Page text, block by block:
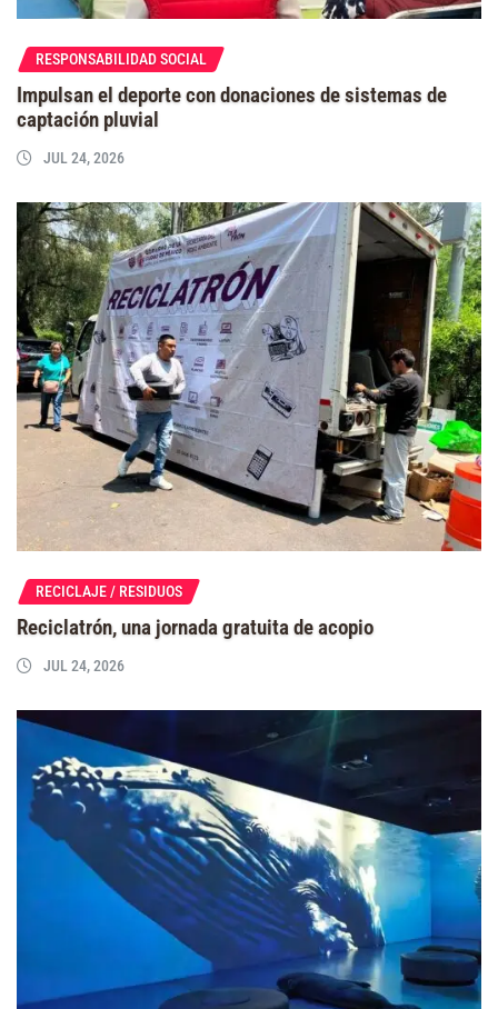
RESPONSABILIDAD SOCIAL
Impulsan el deporte con donaciones de sistemas de
captación pluvial
JUL 24, 2026
RECICLAJE / RESIDUOS
Reciclatrón, una jornada gratuita de acopio
JUL 24, 2026